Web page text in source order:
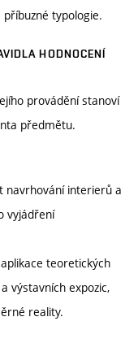
typologie.
HODNOCENÍ
provádění stanoví
předmětu.
navrhování interierů a
vyjádření
teoretických
výstavních expozic,
reality.